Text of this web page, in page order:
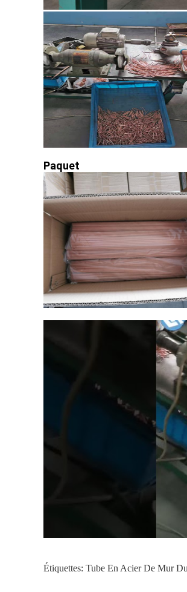
Paquet
Étiquettes: Tube En Acier De Mur